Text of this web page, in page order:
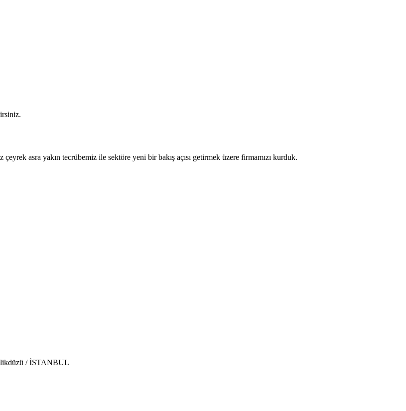
asra yakın tecrübemiz ile sektöre yeni bir bakış açısı getirmek üzere firmamızı kurduk.
/ İSTANBUL